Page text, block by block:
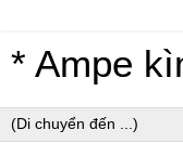
* Ampe